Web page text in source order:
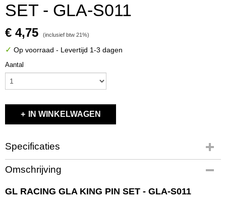
SET - GLA-S011
€ 4,75 (inclusief btw 21%)
✓ Op voorraad - Levertijd 1-3 dagen
Aantal
IN WINKELWAGEN
Specificaties
Productcode
GLA-S011
EAN code
Omschrijving
GL RACING GLA KING PIN SET - GLA-S011